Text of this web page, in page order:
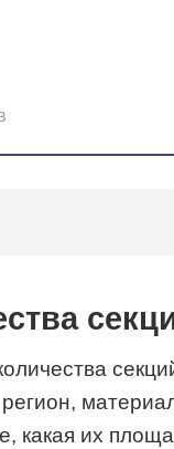
какая их